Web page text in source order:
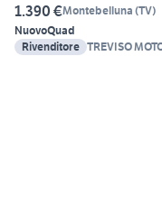
1.390 €Montebelluna (TV)
NuovoQuad
Rivenditore TREVISO